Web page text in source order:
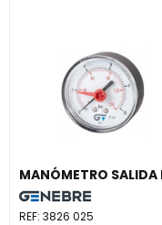
REF: 3826 025